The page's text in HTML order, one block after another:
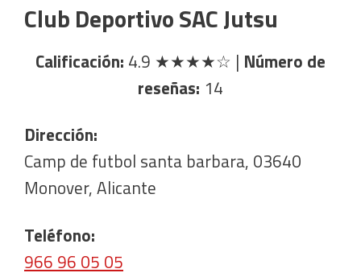
Club Deportivo SAC Jutsu
Calificación: 4.9 ★★★★☆ | Número de
reseñas: 14
Dirección:
Camp de futbol santa barbara, 03640
Monover, Alicante
Teléfono:
966 96 05 05